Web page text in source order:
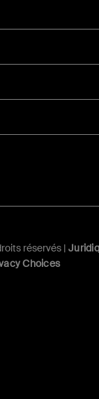
réservés |
Choices